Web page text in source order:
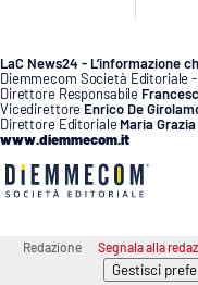
LaC News24 - L’informazione
Diemmecom Società Editoriale
Direttore Responsabile
Vicedirettore Enrico De
Direttore Editoriale Maria
www.diemmecom.it
Redazione Segnala alla
Gestisci